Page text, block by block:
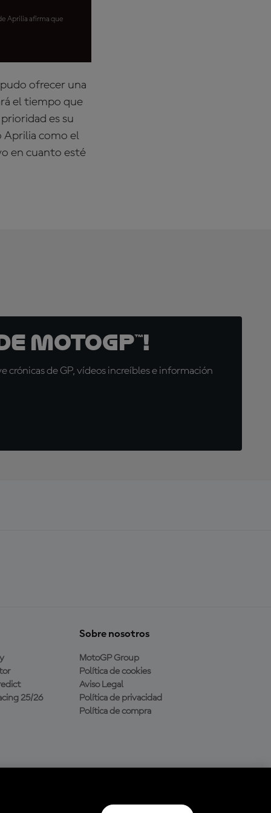
Aprilia afirma que
ofrecer una
el tiempo que
es su
Aprilia como el
en cuanto esté
MotoGP™!
crónicas de GP, vídeos increíbles e información
25/26
Sobre nosotros
MotoGP Group
Política de cookies
Aviso Legal
Política de privacidad
Política de compra